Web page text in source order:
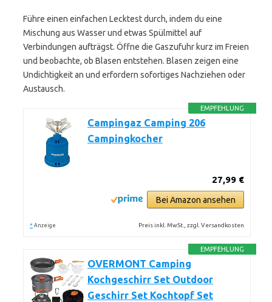
Führe einen einfachen Lecktest durch, indem du eine
Mischung aus Wasser und etwas Spülmittel auf
Verbindungen aufträgst. Öffne die Gaszufuhr kurz im Freien
und beobachte, ob Blasen entstehen. Blasen zeigen eine
Undichtigkeit an und erfordern sofortiges Nachziehen oder
Austausch.
EMPFEHLUNG
Campingaz Camping 206
Campingkocher
27,99 €
Bei Amazon ansehen
* Anzeige Preis inkl. MwSt., zzgl. Versandkosten
EMPFEHLUNG
OVERMONT Camping
Kochgeschirr Set Outdoor
Geschirr Set Kochtopf Set